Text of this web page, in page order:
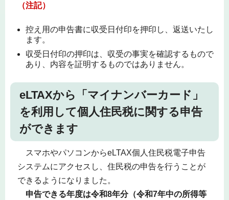
（注記）
控え用の申告書に収受日付印を押印し、返送いたし
ます。
収受日付印の押印は、収受の事実を確認するもので
あり、内容を証明するものではありません。
eLTAXから「マイナンバーカード」
を利用して個人住民税に関する申告
ができます
スマホやパソコンからeLTAX個人住民税電子申告
システムにアクセスし、住民税の申告を行うことが
できるようになりました。
申告できる年度は令和8年分（令和7年中の所得等